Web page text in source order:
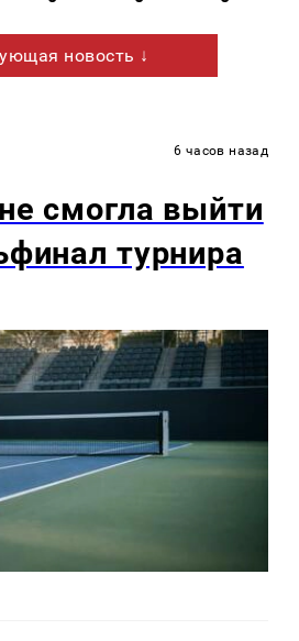
новость ↓
6 часов назад
смогла выйти
турнира